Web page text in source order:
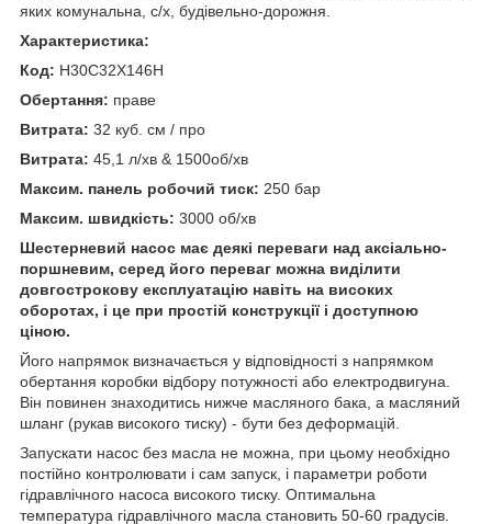
яких комунальна, с/х, будівельно-дорожня.
Характеристика:
Код: H30C32X146H
Обертання: праве
Витрата: 32 куб. см / про
Витрата: 45,1 л/хв & 1500об/хв
Максим. панель робочий тиск: 250 бар
Максим. швидкість: 3000 об/хв
Шестерневий насос має деякі переваги над аксіально-
поршневим, серед його переваг можна виділити
довгострокову експлуатацію навіть на високих
оборотах, і це при простій конструкції і доступною
ціною.
Його напрямок визначається у відповідності з напрямком
обертання коробки відбору потужності або електродвигуна.
Він повинен знаходитись нижче масляного бака, а масляний
шланг (рукав високого тиску) - бути без деформацій.
Запускати насос без масла не можна, при цьому необхідно
постійно контролювати і сам запуск, і параметри роботи
гідравлічного насоса високого тиску. Оптимальна
температура гідравлічного масла становить 50-60 градусів.